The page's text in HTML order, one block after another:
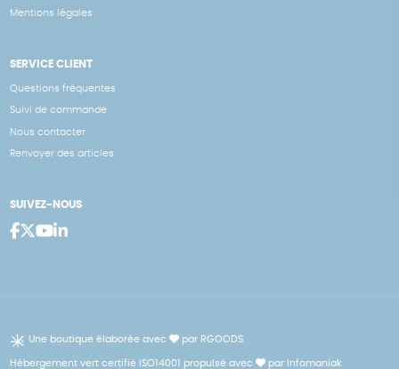
Mentions légales
SERVICE CLIENT
Questions fréquentes
Suivi de commande
Nous contacter
Renvoyer des articles
SUIVEZ-NOUS
Une boutique élaborée avec par RGOODS
Hébergement vert certifié ISO14001 propulsé avec par Infomaniak